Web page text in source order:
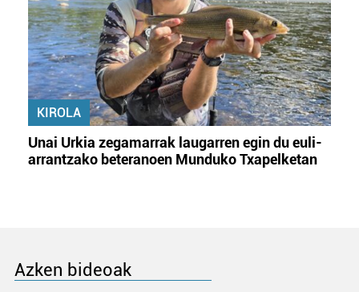
KIROLA
Unai Urkia zegamarrak laugarren egin du euli-
arrantzako beteranoen Munduko Txapelketan
Azken bideoak